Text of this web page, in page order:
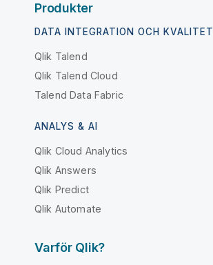
Produkter
DATA INTEGRATION OCH KVALITET
Qlik Talend
Qlik Talend Cloud
Talend Data Fabric
ANALYS & AI
Qlik Cloud Analytics
Qlik Answers
Qlik Predict
Qlik Automate
Varför Qlik?